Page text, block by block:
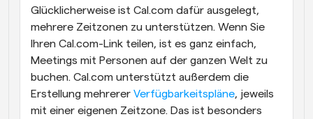
Glücklicherweise ist Cal.com dafür ausgelegt,
mehrere Zeitzonen zu unterstützen. Wenn Sie
Ihren Cal.com-Link teilen, ist es ganz einfach,
Meetings mit Personen auf der ganzen Welt zu
buchen. Cal.com unterstützt außerdem die
Erstellung mehrerer Verfügbarkeitspläne, jeweils
mit einer eigenen Zeitzone. Das ist besonders